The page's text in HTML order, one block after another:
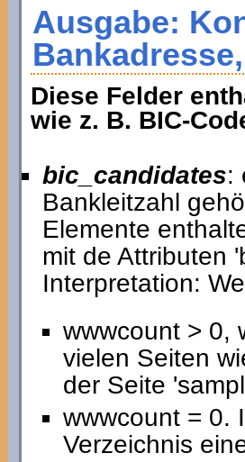
Ausgabe:
Diese Felder
wie z. B. BIC-
bic_candidates:
Bankleitzahl
Elemente
mit de Attributen
Interpretation:
wwwcount > 0,
vielen Seiten
der Seite
wwwcount = 0.
Verzeichnis